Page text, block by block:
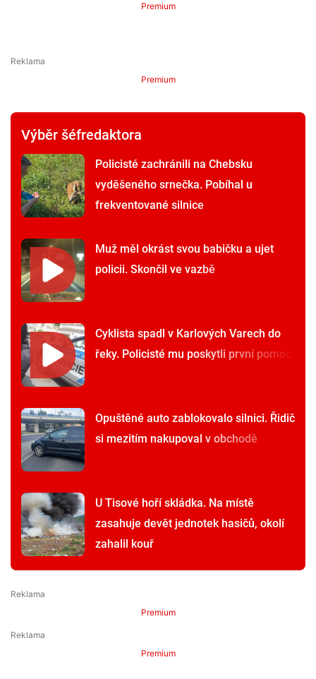
Premium
Premium
Výběr šéfredaktora
Policisté zachránili na Chebsku
vyděšeného srnečka. Pobíhal u
frekventované silnice
Muž měl okrást svou babičku a ujet
policii. Skončil ve vazbě
Cyklista spadl v Karlových Varech do
řeky. Policisté mu poskytli první pomoc
Opuštěné auto zablokovalo silnici. Řidič
si mezitím nakupoval v obchodě
U Tisové hoří skládka. Na místě
zasahuje devět jednotek hasičů, okolí
zahalil kouř
Premium
Premium